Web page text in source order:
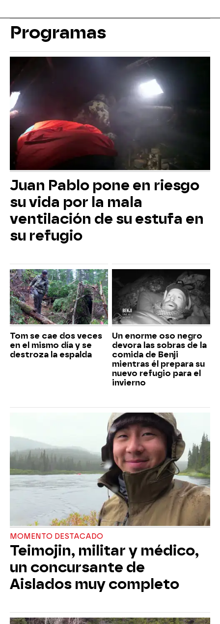
Programas
Juan Pablo pone en riesgo
su vida por la mala
ventilación de su estufa en
su refugio
Tom se cae dos veces
en el mismo día y se
destroza la espalda
Un enorme oso negro
devora las sobras de la
comida de Benji
mientras él prepara su
nuevo refugio para el
invierno
MOMENTO DESTACADO
Teimojin, militar y médico,
un concursante de
Aislados muy completo